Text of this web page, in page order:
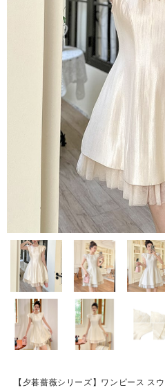
【夕暮薔薇シリーズ】ワンピース ス